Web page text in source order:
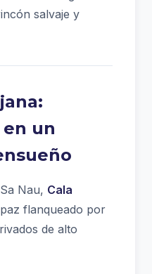
salvaje y
un
Nau, Cala
flanqueado por
de alto